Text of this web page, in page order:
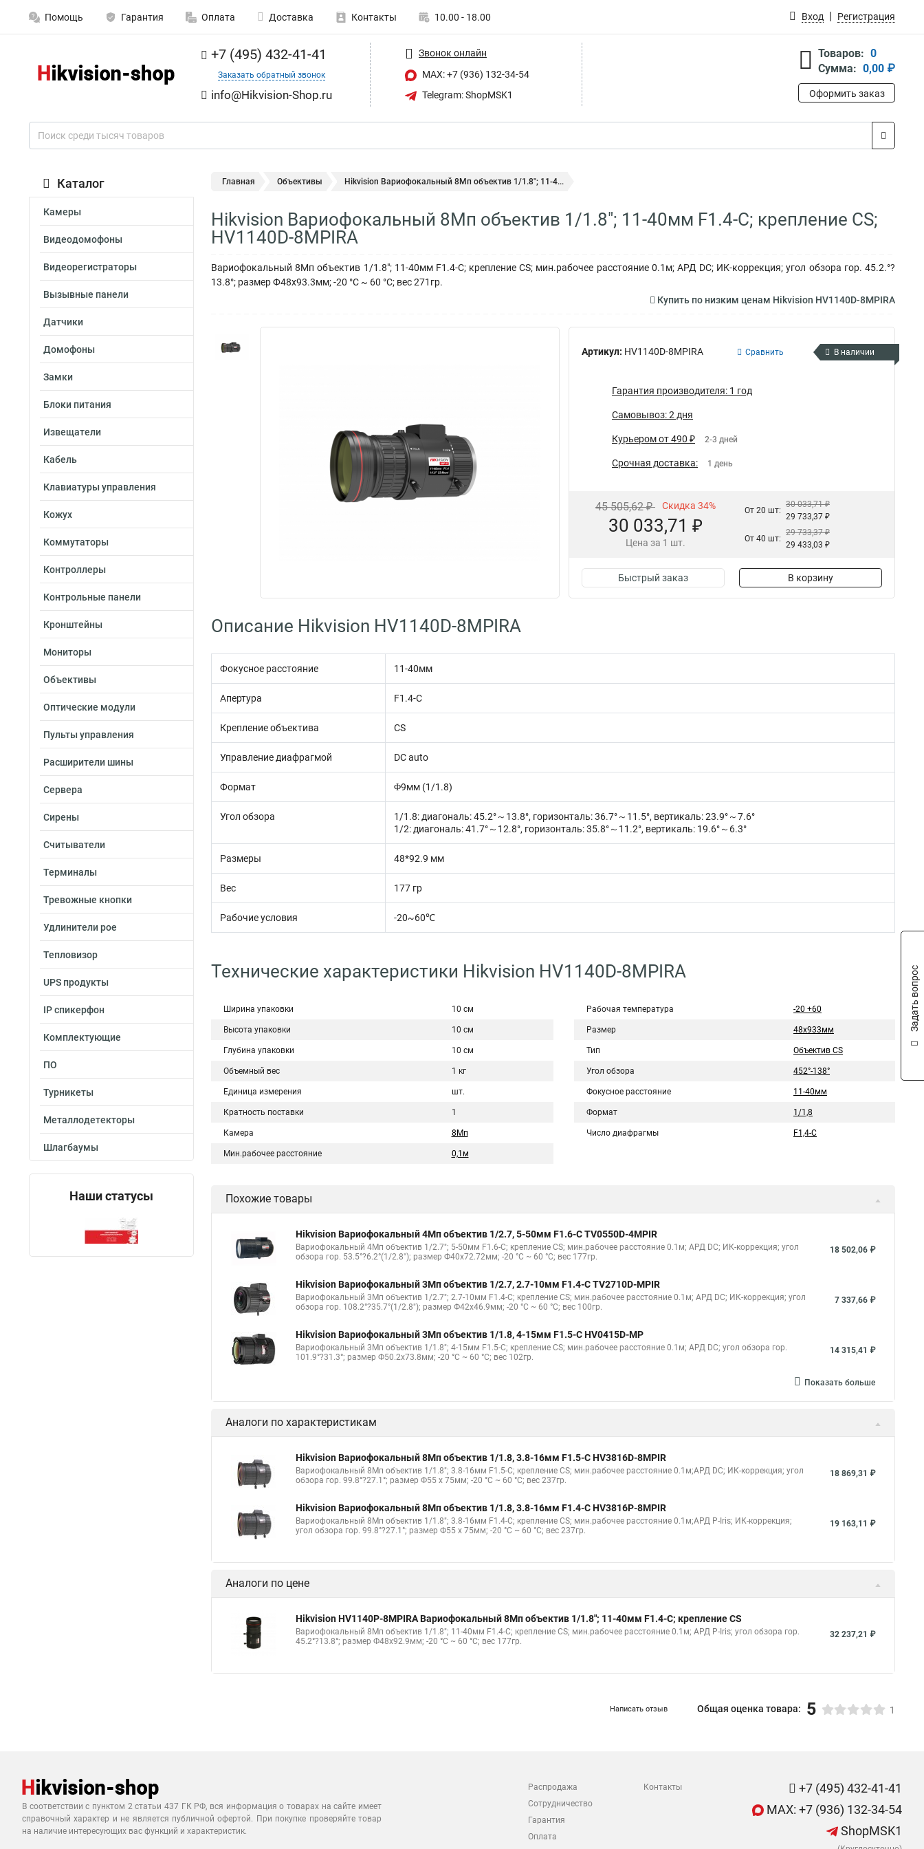
Помощь Гарантия Оплата Доставка Контакты 10.00 - 18.00 Вход Регистрация
+7 (495) 432-41-41
Заказать обратный звонок
info@Hikvision-Shop.ru
Звонок онлайн
MAX: +7 (936) 132-34-54
Telegram: ShopMSK1
Товаров: 0
Сумма: 0,00 ₽
Оформить заказ
Каталог
Камеры
Видеодомофоны
Видеорегистраторы
Вызывные панели
Датчики
Домофоны
Замки
Блоки питания
Извещатели
Кабель
Клавиатуры управления
Кожух
Коммутаторы
Контроллеры
Контрольные панели
Кронштейны
Мониторы
Объективы
Оптические модули
Пульты управления
Расширители шины
Сервера
Сирены
Считыватели
Терминалы
Тревожные кнопки
Удлинители poe
Тепловизор
UPS продукты
IP спикерфон
Комплектующие
ПО
Турникеты
Металлодетекторы
Шлагбаумы
Наши статусы
Главная Объективы Hikvision Вариофокальный 8Мп объектив 1/1.8"; 11-4...
Hikvision Вариофокальный 8Мп объектив 1/1.8"; 11-40мм F1.4-С; крепление CS;
HV1140D-8MPIRA
Вариофокальный 8Мп объектив 1/1.8"; 11-40мм F1.4-С; крепление CS; мин.рабочее расстояние 0.1м; АРД DC; ИК-коррекция; угол обзора гор. 45.2.°?
13.8°; размер Ф48х93.3мм; -20 °C ~ 60 °C; вес 271гр.
Купить по низким ценам Hikvision HV1140D-8MPIRA
Артикул: HV1140D-8MPIRA Сравнить В наличии
Гарантия производителя: 1 год
Самовывоз: 2 дня
Курьером от 490 ₽ 2-3 дней
Срочная доставка: 1 день
45 505,62 ₽ Скидка 34%
30 033,71 ₽
Цена за 1 шт.
От 20 шт:
30 033,71 ₽
29 733,37 ₽
От 40 шт:
29 733,37 ₽
29 433,03 ₽
Быстрый заказ В корзину
Описание Hikvision HV1140D-8MPIRA
Фокусное расстояние 11-40мм
Апертура F1.4-С
Крепление объектива CS
Управление диафрагмой DC auto
Формат Φ9мм (1/1.8)
Угол обзора
1/1.8: диагональ: 45.2°～13.8°, горизонталь: 36.7°～11.5°, вертикаль: 23.9°～7.6°
1/2: диагональ: 41.7°～12.8°, горизонталь: 35.8°～11.2°, вертикаль: 19.6°～6.3°
Размеры 48*92.9 мм
Вес 177 гр
Рабочие условия -20~60℃
Технические характеристики Hikvision HV1140D-8MPIRA
Ширина упаковки 10 см
Высота упаковки 10 см
Глубина упаковки 10 см
Объемный вес 1 кг
Единица измерения шт.
Кратность поставки 1
Камера 8Мп
Мин.рабочее расстояние 0,1м
Рабочая температура -20 +60
Размер 48х933мм
Тип Объектив CS
Угол обзора 452°-138°
Фокусное расстояние 11-40мм
Формат 1/1,8
Число диафрагмы F1,4-С
Похожие товары
Hikvision Вариофокальный 4Мп объектив 1/2.7, 5-50мм F1.6-С TV0550D-4MPIR
Вариофокальный 4Мп объектив 1/2.7"; 5-50мм F1.6-С; крепление CS; мин.рабочее расстояние 0.1м; АРД DC; ИК-коррекция; угол
обзора гор. 53.5°?6.2°(1/2.8"); размер Ф40х72.72мм; -20 °C ~ 60 °C; вес 177гр.
18 502,06 ₽
Hikvision Вариофокальный 3Мп объектив 1/2.7, 2.7-10мм F1.4-С TV2710D-MPIR
Вариофокальный 3Мп объектив 1/2.7"; 2.7-10мм F1.4-С; крепление CS; мин.рабочее расстояние 0.1м; АРД DC; ИК-коррекция; угол
обзора гор. 108.2°?35.7°(1/2.8"); размер Ф42х46.9мм; -20 °C ~ 60 °C; вес 100гр.
7 337,66 ₽
Hikvision Вариофокальный 3Мп объектив 1/1.8, 4-15мм F1.5-С HV0415D-MP
Вариофокальный 3Мп объектив 1/1.8"; 4-15мм F1.5-С; крепление CS; мин.рабочее расстояние 0.1м; АРД DC; угол обзора гор.
101.9°?31.3°; размер Ф50.2х73.8мм; -20 °C ~ 60 °C; вес 102гр.
14 315,41 ₽
Показать больше
Аналоги по характеристикам
Hikvision Вариофокальный 8Мп объектив 1/1.8, 3.8-16мм F1.5-С HV3816D-8MPIR
Вариофокальный 8Мп объектив 1/1.8"; 3.8-16мм F1.5-С; крепление CS; мин.рабочее расстояние 0.1м;АРД DC; ИК-коррекция; угол
обзора гор. 99.8°?27.1°; размер Ф55 х 75мм; -20 °C ~ 60 °C; вес 237гр.
18 869,31 ₽
Hikvision Вариофокальный 8Мп объектив 1/1.8, 3.8-16мм F1.4-С HV3816P-8MPIR
Вариофокальный 8Мп объектив 1/1.8"; 3.8-16мм F1.4-С; крепление CS; мин.рабочее расстояние 0.1м;АРД P-Iris; ИК-коррекция;
угол обзора гор. 99.8°?27.1°; размер Ф55 х 75мм; -20 °C ~ 60 °C; вес 237гр.
19 163,11 ₽
Аналоги по цене
Hikvision HV1140P-8MPIRA Вариофокальный 8Мп объектив 1/1.8"; 11-40мм F1.4-С; крепление CS
Вариофокальный 8Мп объектив 1/1.8"; 11-40мм F1.4-С; крепление CS; мин.рабочее расстояние 0.1м; АРД P-Iris; угол обзора гор.
45.2°?13.8°; размер Ф48х92.9мм; -20 °C ~ 60 °C; вес 177гр.
32 237,21 ₽
Написать отзыв Общая оценка товара: 5 1
В соответствии с пунктом 2 статьи 437 ГК РФ, вся информация о товарах на сайте имеет
справочный характер и не является публичной офертой. При покупке проверяйте товар
на наличие интересующих вас функций и характеристик.
Распродажа
Сотрудничество
Гарантия
Оплата
Контакты
+7 (495) 432-41-41
MAX: +7 (936) 132-34-54
ShopMSK1
Задать вопрос